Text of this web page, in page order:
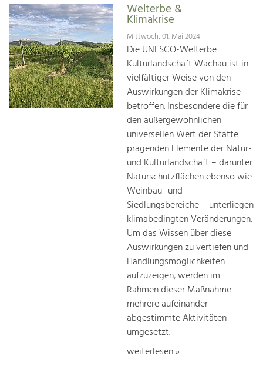
Welterbe &
Klimakrise
Mittwoch, 01. Mai 2024
Die UNESCO-Welterbe
Kulturlandschaft Wachau ist in
vielfältiger Weise von den
Auswirkungen der Klimakrise
betroffen. Insbesondere die für
den außergewöhnlichen
universellen Wert der Stätte
prägenden Elemente der Natur-
und Kulturlandschaft – darunter
Naturschutzflächen ebenso wie
Weinbau- und
Siedlungsbereiche – unterliegen
klimabedingten Veränderungen.
Um das Wissen über diese
Auswirkungen zu vertiefen und
Handlungsmöglichkeiten
aufzuzeigen, werden im
Rahmen dieser Maßnahme
mehrere aufeinander
abgestimmte Aktivitäten
umgesetzt.
weiterlesen »